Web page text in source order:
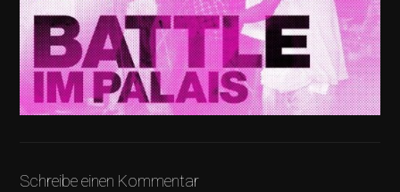
Schreibe einen Kommentar